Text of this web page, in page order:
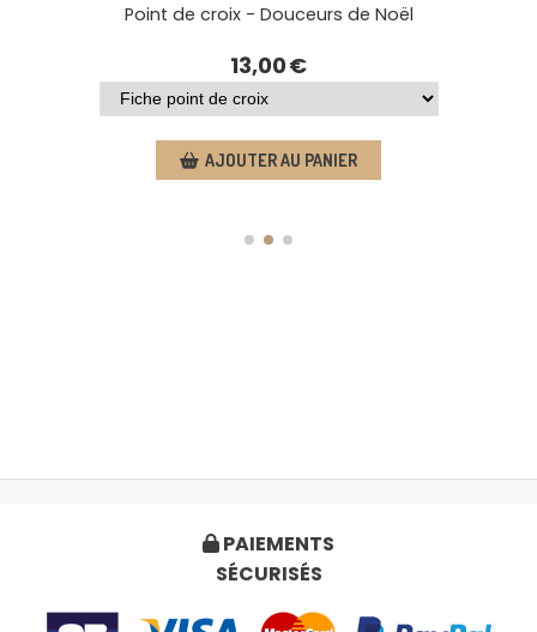
Point de croix - Le sapin de Noël
11,00€
AJOUTER AU PANIER
 PAIEMENTS
SÉCURISÉS